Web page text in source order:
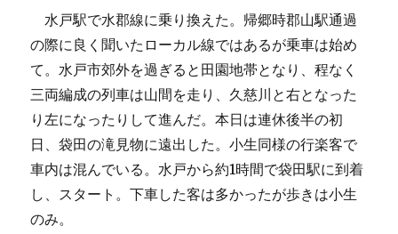
水戸駅で水郡線に乗り換えた。帰郷時郡山駅通過
の際に良く聞いたローカル線ではあるが乗車は始め
て。水戸市郊外を過ぎると田園地帯となり、程なく
三両編成の列車は山間を走り、久慈川と右となった
り左になったりして進んだ。本日は連休後半の初
日、袋田の滝見物に遠出した。小生同様の行楽客で
車内は混んでいる。水戸から約1時間で袋田駅に到着
し、スタート。下車した客は多かったが歩きは小生
のみ。